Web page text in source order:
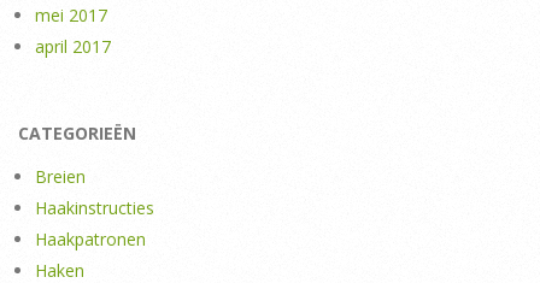
mei 2017
april 2017
CATEGORIEËN
Breien
Haakinstructies
Haakpatronen
Haken